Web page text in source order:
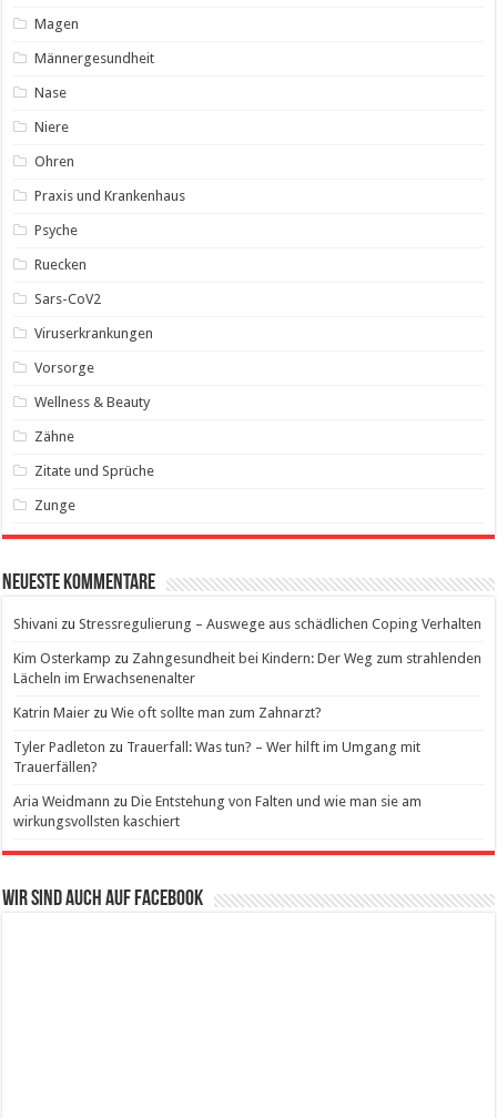
Magen
Männergesundheit
Nase
Niere
Ohren
Praxis und Krankenhaus
Psyche
Ruecken
Sars-CoV2
Viruserkrankungen
Vorsorge
Wellness & Beauty
Zähne
Zitate und Sprüche
Zunge
Neueste Kommentare
Shivani zuStressregulierung – Auswege aus schädlichen Coping Verhalten
Kim Osterkamp zu Zahngesundheit bei Kindern: Der Weg zum strahlenden
Lächeln im Erwachsenenalter
Katrin Maier zuWie oft sollte man zum Zahnarzt?
Tyler Padleton zu Trauerfall: Was tun? – Wer hilft im Umgang mit
Trauerfällen?
Aria Weidmann zuDie Entstehung von Falten und wie man sie am
wirkungsvollsten kaschiert
Wir sind auch auf Facebook